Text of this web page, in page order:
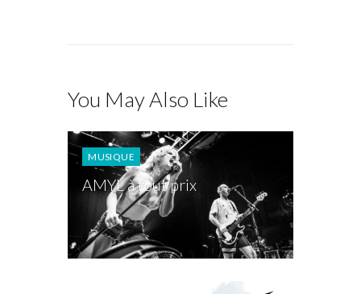
You May Also Like
MUSIQUE
AMYL à tout prix